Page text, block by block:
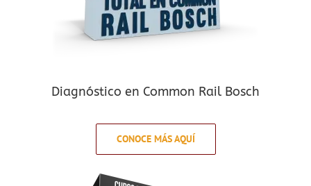
Diagnóstico en Common Rail Bosch
CONOCE MÁS AQUÍ